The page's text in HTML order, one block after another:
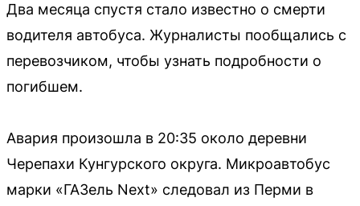
Два месяца спустя стало известно о смерти
водителя автобуса. Журналисты пообщались с
перевозчиком, чтобы узнать подробности о
погибшем.
Авария произошла в 20:35 около деревни
Черепахи Кунгурского округа. Микроавтобус
марки «ГАЗель Next» следовал из Перми в